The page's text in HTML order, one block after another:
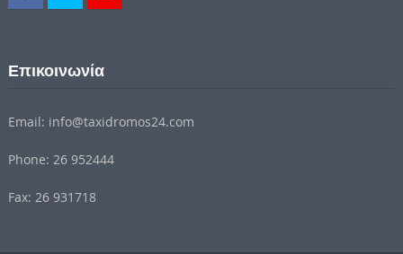
Επικοινωνία
Email: info@taxidromos24.com
Phone: 26 952444
Fax: 26 931718